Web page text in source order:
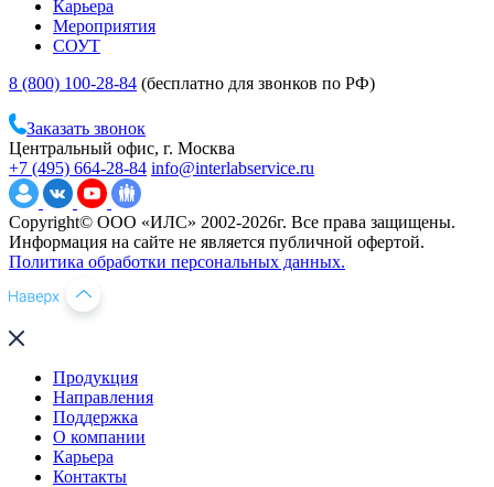
Карьера
Мероприятия
СОУТ
8 (800) 100-28-84 (бесплатно для звонков по РФ)
Заказать звонок
Центральный офис, г. Москва
+7 (495) 664-28-84 info@interlabservice.ru
Copyright© ООО «ИЛС» 2002-2026г. Все права защищены.
Информация на сайте не является публичной офертой.
Политика обработки персональных данных.
Продукция
Направления
Поддержка
О компании
Карьера
Контакты